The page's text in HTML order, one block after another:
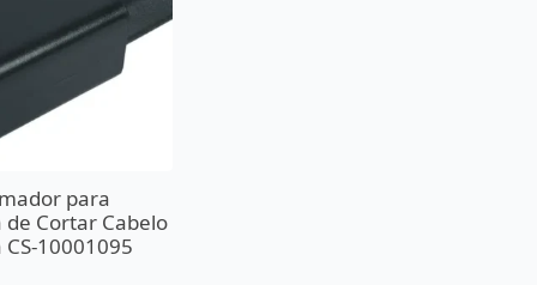
para
Cortar Cabelo
10001095